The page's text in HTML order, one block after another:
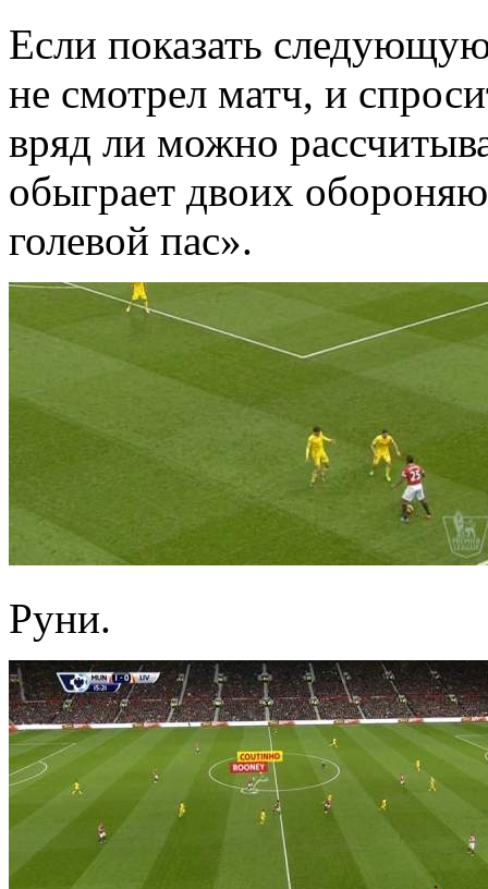
Если показать
не смотрел матч, и
вряд ли можно
обыграет двоих
голевой пас».
Руни.